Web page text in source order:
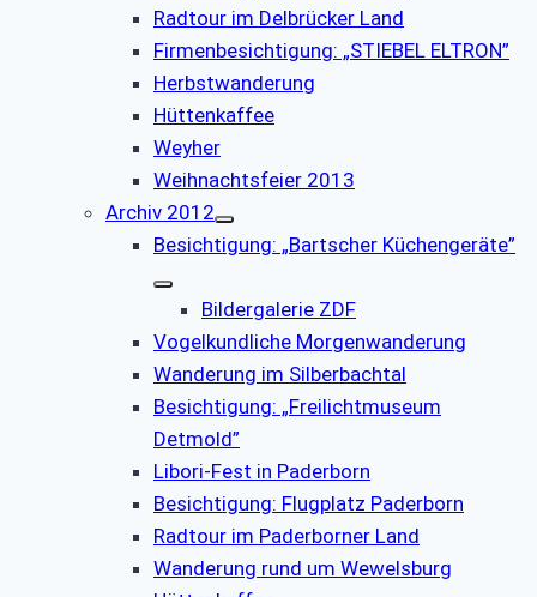
Radtour im Delbrücker Land
Firmenbesichtigung: „STIEBEL ELTRON”
Herbstwanderung
Hüttenkaffee
Weyher
Weihnachtsfeier 2013
Archiv 2012
Besichtigung: „Bartscher Küchengeräte”
Bildergalerie ZDF
Vogelkundliche Morgenwanderung
Wanderung im Silberbachtal
Besichtigung: „Freilichtmuseum
Detmold”
Libori-Fest in Paderborn
Besichtigung: Flugplatz Paderborn
Radtour im Paderborner Land
Wanderung rund um Wewelsburg